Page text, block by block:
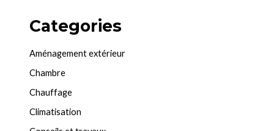
Categories
Aménagement extérieur
Chambre
Chauffage
Climatisation